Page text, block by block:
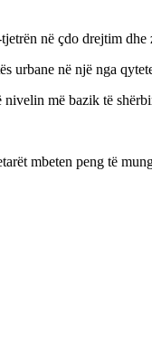
në çdo drejtim
në një nga
më bazik të
mbeten peng të